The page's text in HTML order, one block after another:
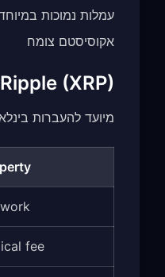
עמלות נמוכות
אקוסיסטם צומח
Ripple (XRP)
מיועד להעברות
fee